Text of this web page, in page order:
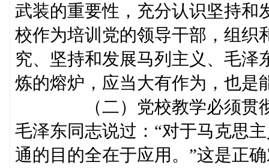
武装的重要性，充分认识坚持和
校作为培训党的领导干部，组织
究、坚持和发展马列主义、毛泽
炼的熔炉，应当大有作为，也是
（二）党校教学必须贯彻
毛泽东同志说过：“对于马克思
通的目的全在于应用。”这是正